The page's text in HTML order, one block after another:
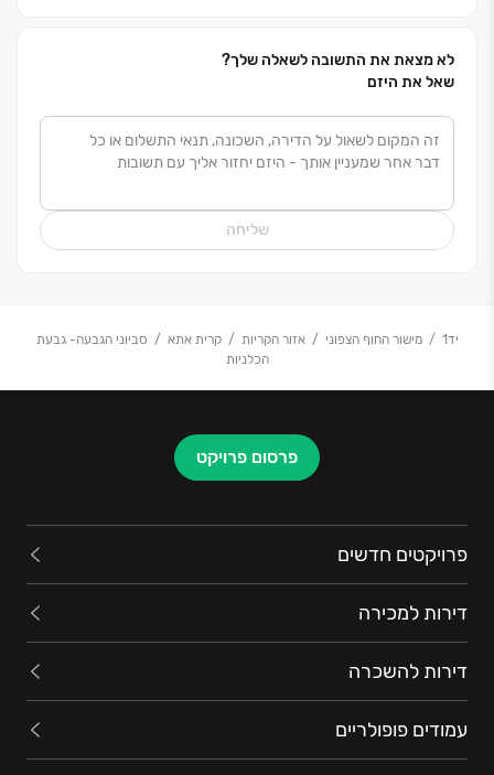
לא מצאת את התשובה לשאלה שלך?
שאל את היזם
שליחה
יד1 מישור החוף הצפוני אזור הקריות קרית אתא
סביוני הגבעה- גבעת
הכלניות
פרסום פרויקט
פרויקטים חדשים
דירות למכירה
דירות להשכרה
עמודים פופולריים